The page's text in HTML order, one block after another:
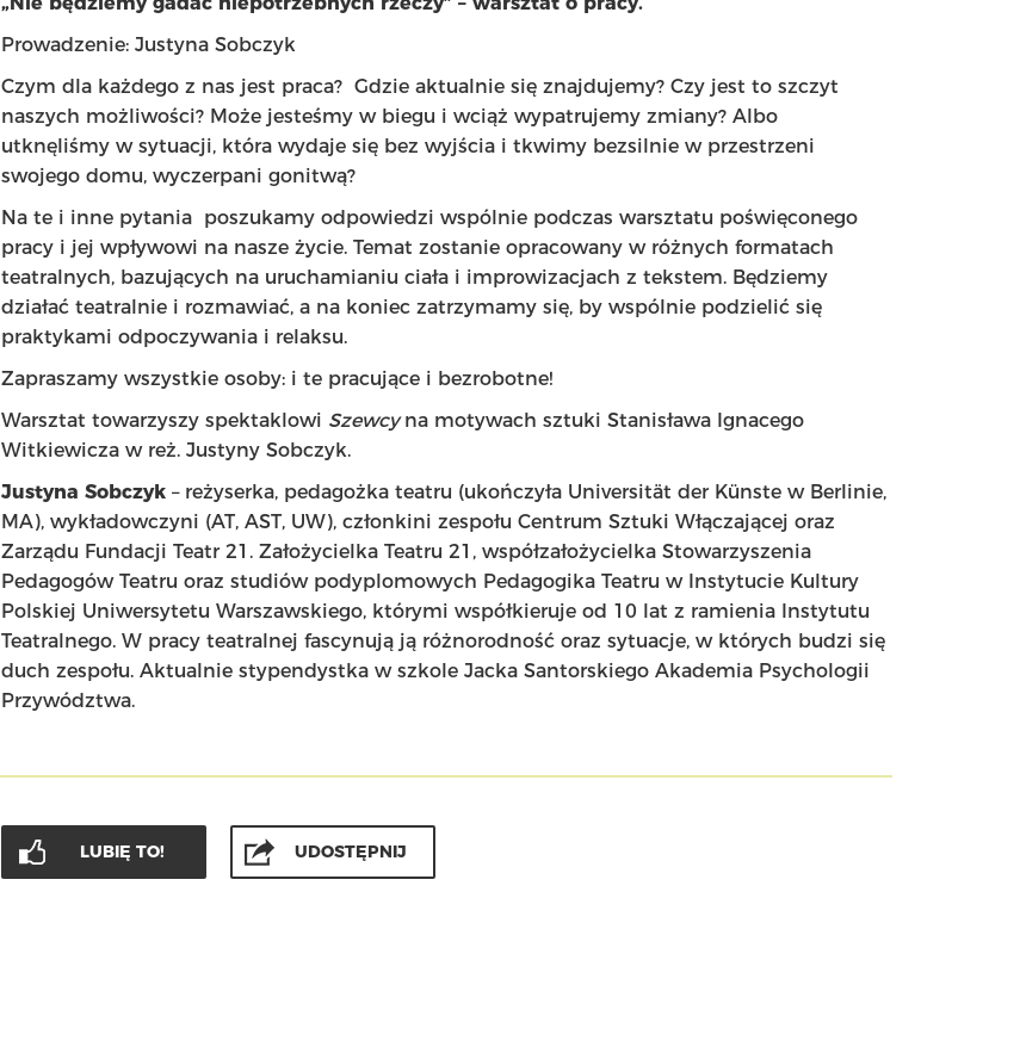
Prowadzenie: Justyna Sobczyk
Czym dla każdego z nas jest praca? Gdzie aktualnie się znajdujemy? Czy jest to szczyt
naszych możliwości? Może jesteśmy w biegu i wciąż wypatrujemy zmiany? Albo
utknęliśmy w sytuacji, która wydaje się bez wyjścia i tkwimy bezsilnie w przestrzeni
swojego domu, wyczerpani gonitwą?
Na te i inne pytania poszukamy odpowiedzi wspólnie podczas warsztatu poświęconego
pracy i jej wpływowi na nasze życie. Temat zostanie opracowany w różnych formatach
teatralnych, bazujących na uruchamianiu ciała i improwizacjach z tekstem. Będziemy
działać teatralnie i rozmawiać, a na koniec zatrzymamy się, by wspólnie podzielić się
praktykami odpoczywania i relaksu.
Zapraszamy wszystkie osoby: i te pracujące i bezrobotne!
Warsztat towarzyszy spektaklowi Szewcyna motywach sztuki Stanisława Ignacego
Witkiewicza w reż. Justyny Sobczyk.
Justyna Sobczyk – reżyserka, pedagożka teatru (ukończyła Universität der Künste w Berlinie,
MA), wykładowczyni (AT, AST, UW), członkini zespołu Centrum Sztuki Włączającej oraz
Zarządu Fundacji Teatr 21. Założycielka Teatru 21, współzałożycielka Stowarzyszenia
Pedagogów Teatru oraz studiów podyplomowych Pedagogika Teatru w Instytucie Kultury
Polskiej Uniwersytetu Warszawskiego, którymi współkieruje od 10 lat z ramienia Instytutu
Teatralnego. W pracy teatralnej fascynują ją różnorodność oraz sytuacje, w których budzi się
duch zespołu. Aktualnie stypendystka w szkole Jacka Santorskiego Akademia Psychologii
Przywództwa.
LUBIĘ TO! UDOSTĘPNIJ